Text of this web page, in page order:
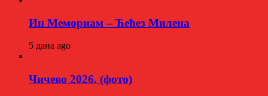
Ин Мемориам – Ћећез Милена
5 дана ago
Чичево 2026. (фото)